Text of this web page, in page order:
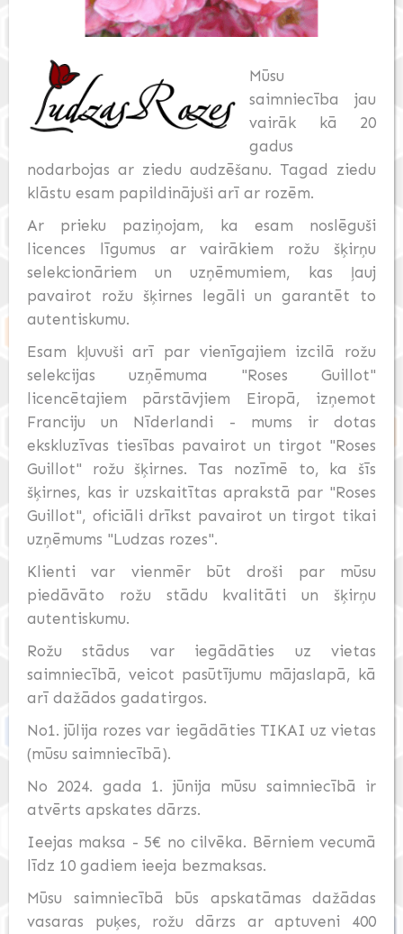
Mūsu
saimniecība jau
vairāk kā 20
gadus
nodarbojas ar ziedu audzēšanu. Tagad ziedu
klāstu esam papildinājuši arī ar rozēm.
Ar prieku paziņojam, ka esam noslēguši
licences līgumus ar vairākiem rožu šķirņu
selekcionāriem un uzņēmumiem, kas ļauj
pavairot rožu šķirnes legāli un garantēt to
autentiskumu.
Esam kļuvuši arī par vienīgajiem izcilā rožu
selekcijas uzņēmuma "Roses Guillot"
licencētajiem pārstāvjiem Eiropā, izņemot
Franciju un Nīderlandi - mums ir dotas
ekskluzīvas tiesības pavairot un tirgot "Roses
Guillot" rožu šķirnes. Tas nozīmē to, ka šīs
šķirnes, kas ir uzskaitītas aprakstā par "Roses
Guillot", oficiāli drīkst pavairot un tirgot tikai
uzņēmums "Ludzas rozes".
Klienti var vienmēr būt droši par mūsu
piedāvāto rožu stādu kvalitāti un šķirņu
autentiskumu.
Rožu stādus var iegādāties uz vietas
saimniecībā, veicot pasūtījumu mājaslapā, kā
arī dažādos gadatirgos.
No1. jūlija rozes var iegādāties TIKAI uz vietas
(mūsu saimniecībā).
No 2024. gada 1. jūnija mūsu saimniecībā ir
atvērts apskates dārzs.
Ieejas maksa - 5€ no cilvēka. Bērniem vecumā
līdz 10 gadiem ieeja bezmaksas.
Mūsu saimniecībā būs apskatāmas dažādas
vasaras puķes, rožu dārzs ar aptuveni 400